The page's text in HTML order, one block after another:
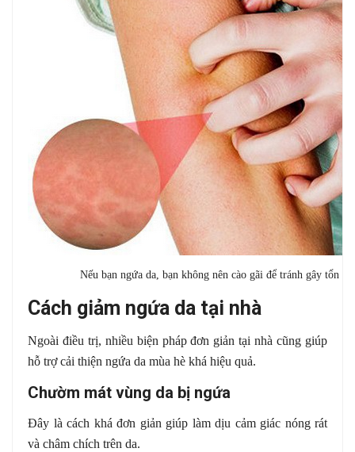
Nếu bạn ngứa da, bạn không nên cào gãi để tránh gây tổn
Cách giảm ngứa da tại nhà
Ngoài điều trị, nhiều biện pháp đơn giản tại nhà cũng giúp
hỗ trợ cải thiện ngứa da mùa hè khá hiệu quả.
Chườm mát vùng da bị ngứa
Đây là cách khá đơn giản giúp làm dịu cảm giác nóng rát
và châm chích trên da.